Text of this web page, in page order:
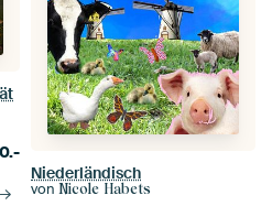
Niederländisch
von Nicole Habets